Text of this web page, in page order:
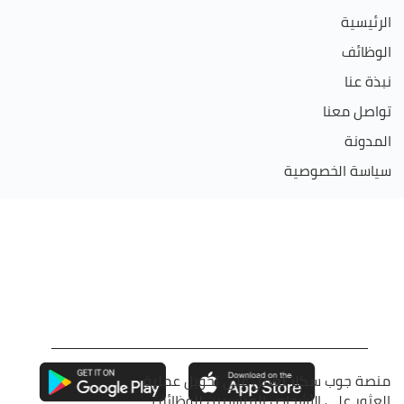
منصة جوب سكلز تعمل على تحويل عملية
الرئيسية
الوظائف
نبذة عنا
تواصل معنا
المدونة
سياسة الخصوصية